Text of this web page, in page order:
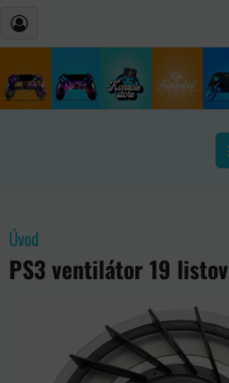
Úvod
PS3 ventilátor 19 listov